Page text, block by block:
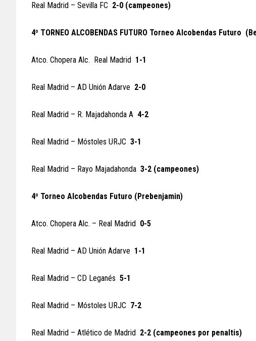
Real Madrid – Sevilla FC 2-0 (campeones)
4º TORNEO ALCOBENDAS FUTURO Torneo Alcobendas Futuro
Atco. Chopera Alc. Real Madrid 1-1
Real Madrid – AD Unión Adarve 2-0
Real Madrid – R. Majadahonda A 4-2
Real Madrid – Móstoles URJC 3-1
Real Madrid – Rayo Majadahonda 3-2 (campeones)
4º Torneo Alcobendas Futuro (Prebenjamin)
Atco. Chopera Alc. – Real Madrid 0-5
Real Madrid – AD Unión Adarve 1-1
Real Madrid – CD Leganés 5-1
Real Madrid – Móstoles URJC 7-2
Real Madrid – Atlético de Madrid 2-2 (campeones por penaltis)